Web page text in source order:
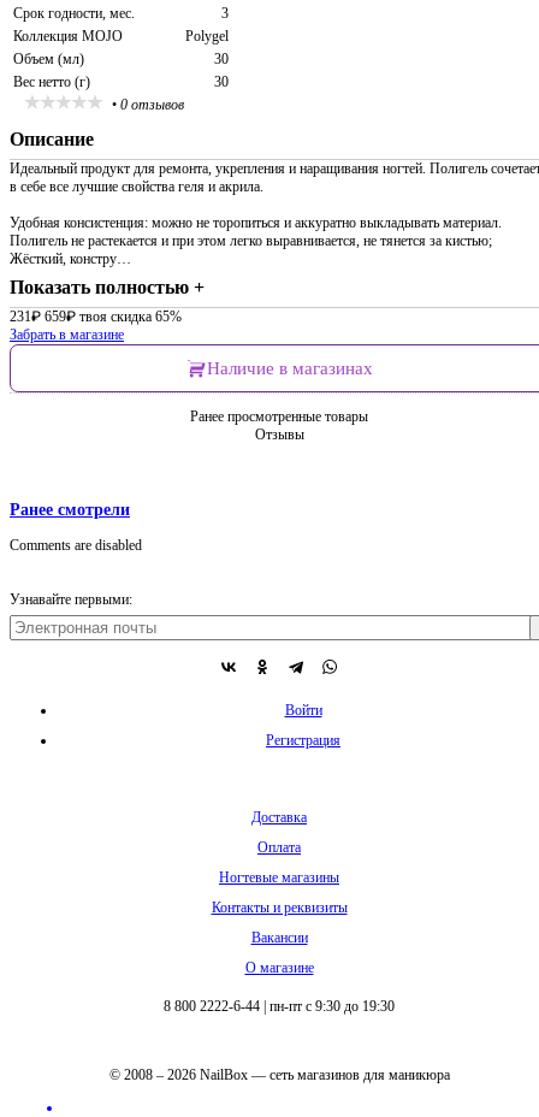
Срок годности, мес.
3
Коллекция MOJO
Polygel
Объем (мл)
30
Вес нетто (г)
30
• 0 отзывов
Описание
Идеальный продукт для ремонта, укрепления и наращивания ногтей. Полигель
в себе все лучшие свойства геля и акрила.
Удобная консистенция: можно не торопиться и аккуратно выкладывать материал.
Полигель не растекается и при этом легко выравнивается, не тянется за кистью;
Жёсткий, констру…
Показать полностью +
231₽ 659₽ твоя скидка 65%
Забрать в магазине
Наличие в магазинах
Ранее просмотренные товары
Отзывы
Ранее смотрели
Comments are disabled
Узнавайте первыми:
Войти
Регистрация
Доставка
Оплата
Ногтевые магазины
Контакты и реквизиты
Вакансии
О магазине
8 800 2222-6-44 пн-пт с 9:30 до 19:30
© 2008 – 2026 NailBox — сеть магазинов для маникюра